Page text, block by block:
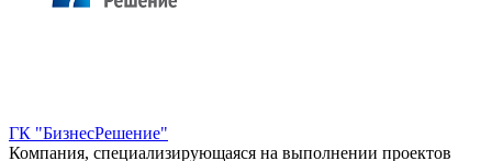
ГК "БизнесРешение"
Компания, специализирующаяся на выполнении проектов